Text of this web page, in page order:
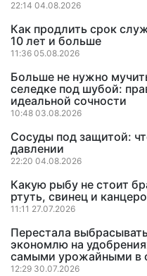
22:14 04.08.2026
Как продлить срок
10 лет и больше
11:36 05.08.2026
Больше не нужно
селедке под шубой:
идеальной сочности
10:48 03.08.2026
Сосуды под защитой:
давлении
22:20 04.08.2026
Какую рыбу не стоит
ртуть, свинец и
11:11 27.07.2026
Перестала
экономлю на
самыми урожайными в
12:29 30.07.2026